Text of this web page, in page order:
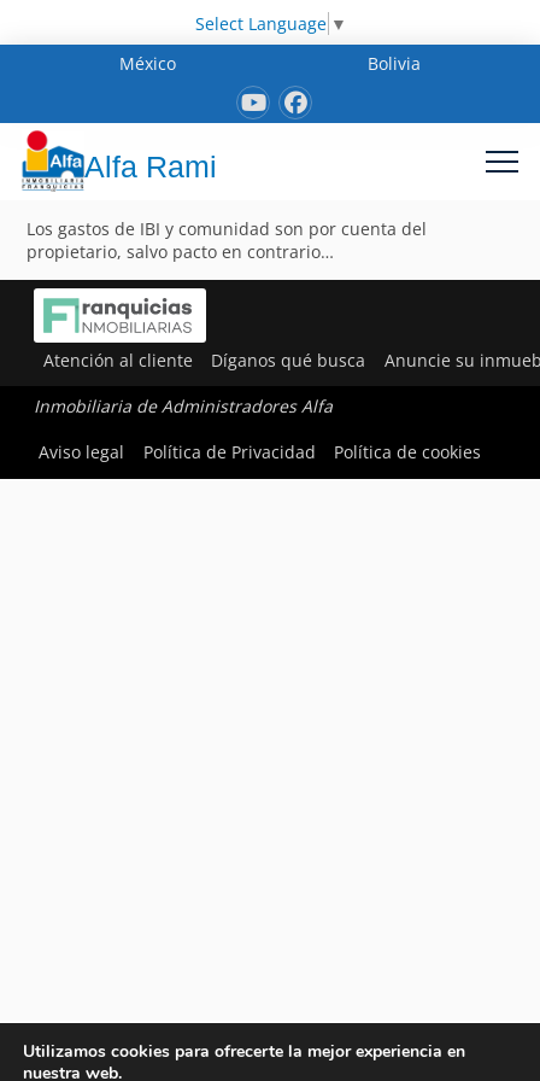
Select Language ▼
México
Bolivia
Alfa Rami
Los gastos de IBI y comunidad son por cuenta del
propietario, salvo pacto en contrario…
Atención al cliente Díganos qué busca Anuncie su
Inmobiliaria de Administradores Alfa
Aviso legal
Política de Privacidad Política de cookies
Utilizamos cookies para ofrecerte la mejor experiencia en
nuestra web.